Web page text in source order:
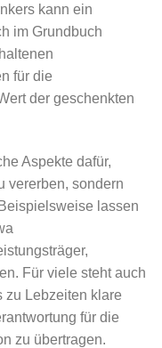
kann ein
im Grundbuch
für die
der geschenkten
Aspekte dafür,
vererben, sondern
lassen
Für viele steht auch
zu Lebzeiten klare
für die
zu übertragen.